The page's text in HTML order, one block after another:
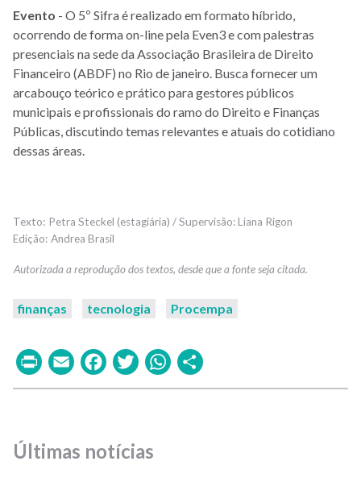
Evento - O 5º Sifra é realizado em formato híbrido,
ocorrendo de forma on-line pela Even3 e com palestras
presenciais na sede da Associação Brasileira de Direito
Financeiro (ABDF) no Rio de janeiro. Busca fornecer um
arcabouço teórico e prático para gestores públicos
municipais e profissionais do ramo do Direito e Finanças
Públicas, discutindo temas relevantes e atuais do cotidiano
dessas áreas.
Petra Steckel (estagiária) / Supervisão: Liana Rigon
Andrea Brasil
finanças tecnologia Procempa
PrintEmailFacebook
TwitterWhatsApp
Últimas notícias